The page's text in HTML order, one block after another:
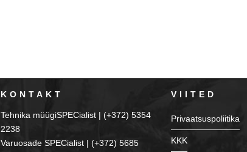
KONTAKT
Tehnika müügiSPECialist | (+372) 5354
2238
Varuosade SPECialist | (+372) 5685
VIITED
Privaatsuspoliitika
KKK